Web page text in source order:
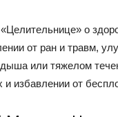
о
от ран и травм,
или тяжелом
избавлении от